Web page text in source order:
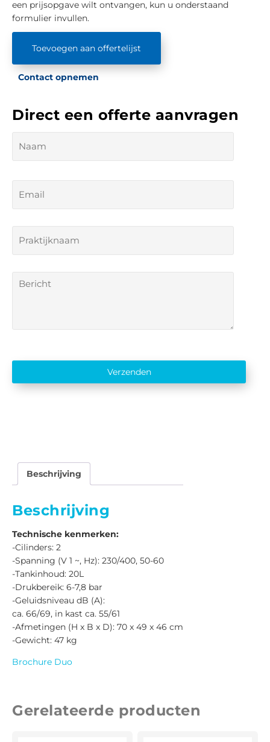
een prijsopgave wilt ontvangen, kun u onderstaand
formulier invullen.
Toevoegen aan offertelijst
Contact opnemen
Direct een offerte aanvragen
Verzenden
Beschrijving
Beschrijving
Technische kenmerken:
-Cilinders: 2
-Spanning (V 1 ~, Hz): 230/400, 50-60
-Tankinhoud: 20L
-Drukbereik: 6-7,8 bar
-Geluidsniveau dB (A):
ca. 66/69, in kast ca. 55/61
-Afmetingen (H x B x D): 70 x 49 x 46 cm
-Gewicht: 47 kg
Brochure Duo
Gerelateerde producten